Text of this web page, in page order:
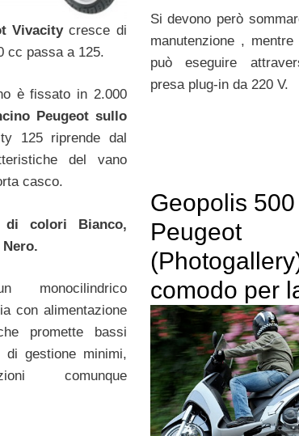
Si devono però
manutenzione ,
può eseguire
presa plug-in da 220 V.
Vivacitycresce di
cc passa a 125.
è fissato in 2.000
Peugeot sullo
125 riprende dal
del vano
casco.
colori Bianco,
monocilindrico
con alimentazione
promette bassi
gestione minimi,
comunque
Geopolis 500
Peugeot
comodo per